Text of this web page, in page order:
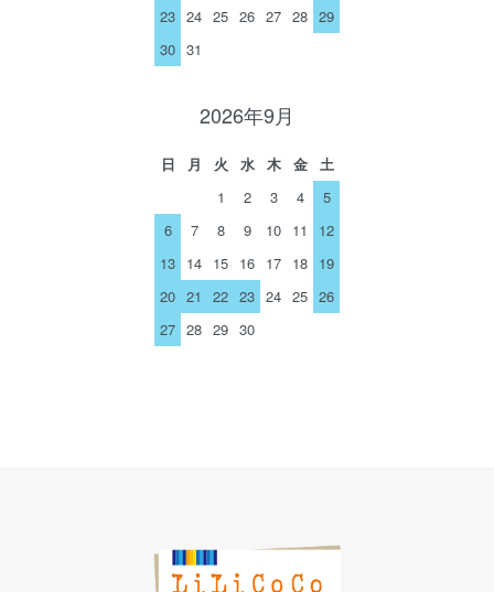
23 24 25 26 27 28 29
30 31
2026年9月
日 月 火 水 木 金
土
1
2 3 4
5
6
7 8 9 10 11
12
13 14 15 16 17 18 19
20 21 22 23 24 25 26
27 28 29 30